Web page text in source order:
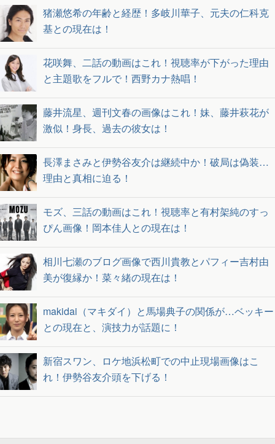
猪瀬悠希の年齢と経歴！多岐川華子、元夫の仁科克
基との現在は！
花咲舞、二話の動画はこれ！視聴率が下がった理由
と主題歌をフルで！西野カナ熱唱！
藤井流星、週刊文春の画像はこれ！妹、藤井萩花が
激似！身長、過去の彼女は！
長澤まさみと伊勢谷友介は継続中か！破局は偽装…
理由と真相に迫る！
モズ、三話の動画はこれ！視聴率と有村架純のすっ
ぴん画像！岡本佳人との現在は！
相川七瀬のブログ画像で西川貴教とパフィー吉村由
美が復縁か！菜々緒の現在は！
makidai（マキダイ）と馬場典子の関係が…ベッキー
との現在と、演技力が話題に！
新宿スワン、ロケ地浜松町での中止現場画像はこ
れ！伊勢谷友介頭を下げる！